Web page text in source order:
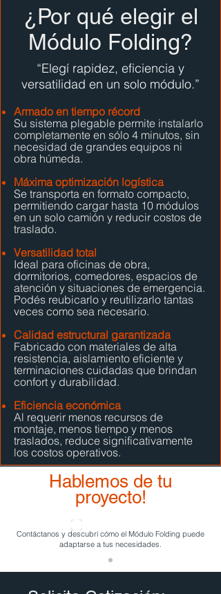
¿Por qué elegir el
Módulo Folding?
“Elegí rapidez, eficiencia y
versatilidad en un solo módulo.”
Armado en tiempo récord
Su sistema plegable permite instalarlo
completamente en sólo 4 minutos, sin
necesidad de grandes equipos ni
obra húmeda.
Máxima optimización logística
Se transporta en formato compacto,
permitiendo cargar hasta 10 módulos
en un solo camión y reducir costos de
traslado.
Versatilidad total
Ideal para oficinas de obra,
dormitorios, comedores, espacios de
atención y situaciones de emergencia.
Podés reubicarlo y reutilizarlo tantas
veces como sea necesario.
Calidad estructural garantizada
Fabricado con materiales de alta
resistencia, aislamiento eficiente y
terminaciones cuidadas que brindan
confort y durabilidad.
Eficiencia económica
Al requerir menos recursos de
montaje, menos tiempo y menos
traslados, reduce significativamente
los costos operativos.
Hablemos de tu
proyecto!
Contáctanos y descubrí cómo el Módulo Folding puede
adaptarse a tus necesidades.